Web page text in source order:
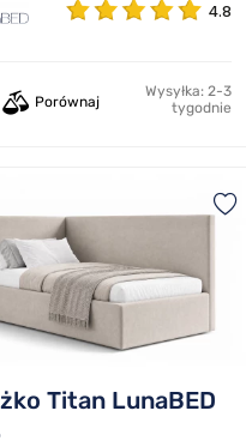
4.8
Porównaj
Wysyłka: 2-3
tygodnie
Titan LunaBED